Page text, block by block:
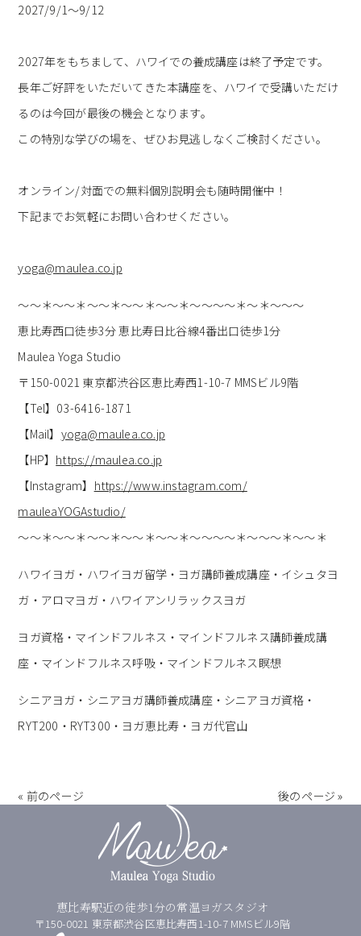
2027/9/1〜9/12
2027年をもちまして、ハワイでの養成講座は終了予定です。
長年ご好評をいただいてきた本講座を、 ハワイで受講いただけ
るのは今回が最後の機会となります。
この特別な学びの場を、ぜひお見逃しなくご検討ください。
オンライン/対面での無料個別説明会も随時開催中！
下記までお気軽にお問い合わせください。
yoga@maulea.co.jp
～～＊～～＊～～＊～～＊～～＊～～～～＊～＊～～～
恵比寿西口徒歩3分 恵比寿日比谷線4番出口徒歩1分
Maulea Yoga Studio
〒150-0021 東京都渋谷区恵比寿西1-10-7 MMSビル9階
【Tel】03-6416-1871
【Mail】 yoga@maulea.co.jp
【HP】 https://maulea.co.jp
【Instagram】 https://www.instagram.com/
mauleaYOGAstudio/
～～＊～～＊～～＊～～＊～～＊～～～～＊～～～＊～～＊
ハワイヨガ・ハワイヨガ留学・ヨガ講師養成講座・イシュタヨ
ガ・アロマヨガ・ハワイアンリラックスヨガ
ヨガ資格・マインドフルネス・マインドフルネス講師養成講
座・マインドフルネス呼吸・マインドフルネス瞑想
シニアヨガ・シニアヨガ講師養成講座・シニアヨガ資格・
RYT200・RYT300・ヨガ恵比寿・ヨガ代官山
« 前のページ 後のページ »
恵比寿駅近の徒歩1分の常温ヨガスタジオ
〒150-0021 東京都渋谷区恵比寿西1-10-7 MMSビル9階